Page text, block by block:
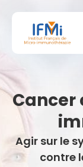
Cancer
Agir sur le
contre